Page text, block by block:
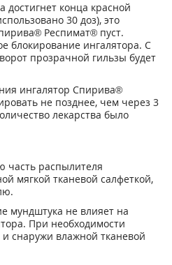
достигнет конца красной
30 доз), это
® Респимат® пуст.
блокирование ингалятора. С
прозрачной гильзы будет
ингалятор Спирива®
не позднее, чем через 3
лекарства было
часть распылителя
мягкой тканевой салфеткой,
мундштука не влияет на
При необходимости
снаружи влажной тканевой